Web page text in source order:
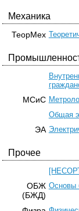
Механика
ТеорМех
МСиС
Общая
ЭА
Прочее
ОБЖ
(БЖД)
Основы